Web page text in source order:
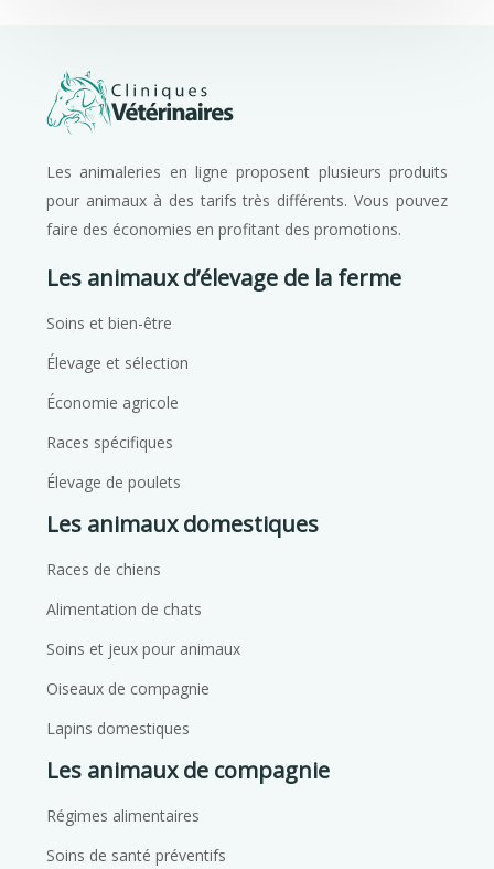
Les animaleries en ligne proposent plusieurs produits
pour animaux à des tarifs très différents. Vous pouvez
faire des économies en profitant des promotions.
Les animaux d’élevage de la ferme
Soins et bien-être
Élevage et sélection
Économie agricole
Races spécifiques
Élevage de poulets
Les animaux domestiques
Races de chiens
Alimentation de chats
Soins et jeux pour animaux
Oiseaux de compagnie
Lapins domestiques
Les animaux de compagnie
Régimes alimentaires
Soins de santé préventifs